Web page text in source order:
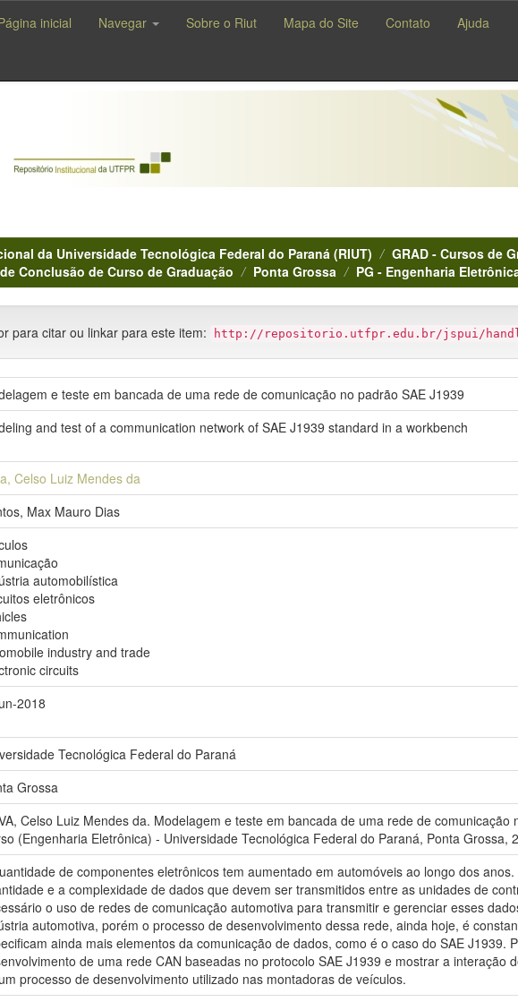
inicial Navegar Sobre o Riut Mapa do Site Contato Ajuda
da Universidade Tecnológica Federal do Paraná (RIUT)
GRAD - Cursos de
Conclusão de Curso de Graduação
Ponta Grossa PG - Engenharia
para citar ou linkar para este item: http://repositorio.utfpr.edu.br/jspui/
e teste em bancada de uma rede de comunicação no padrão SAE J1939
and test of a communication network of SAE J1939 standard in a workbench
Celso Luiz Mendes da
Max Mauro Dias
automobilística
eletrônicos
industry and trade
circuits
2018
Tecnológica Federal do Paraná
Grossa
Celso Luiz Mendes da. Modelagem e teste em bancada de uma rede de
(Engenharia Eletrônica) - Universidade Tecnológica Federal do Paraná, Ponta Grossa,
de componentes eletrônicos tem aumentado em automóveis ao longo dos
e a complexidade de dados que devem ser transmitidos entre as unidades de
o uso de redes de comunicação automotiva para transmitir e gerenciar esses
automotiva, porém o processo de desenvolvimento dessa rede, ainda hoje, é
ainda mais elementos da comunicação de dados, como é o caso do SAE J1939.
de uma rede CAN baseadas no protocolo SAE J1939 e mostrar a
processo de desenvolvimento utilizado nas montadoras de veículos.